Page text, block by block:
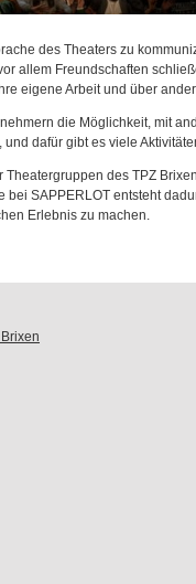
des Theaters zu
allem Freundschaften
eigene Arbeit und über
die Möglichkeit, mit
dafür gibt es viele
des TPZ
SAPPERLOT entsteht
Erlebnis zu machen.